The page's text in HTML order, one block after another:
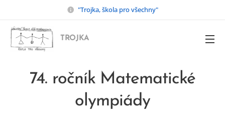
"Trojka, škola pro všechny"
TROJKA
74. ročník Matematické
olympiády